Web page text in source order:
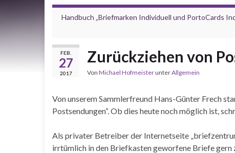
Handbuch „Briefmarken Individuell und PortoCards
FEB.
27
2017
Zurückziehen von
Von Michael HofmeisterunterAllgemein
Von unserem Sammlerfreund Hans-Günter Frech
Postsendungen“. Ob dies heute noch möglich ist,
Als privater Betreiber der Internetseite
irrtümlich in den Briefkasten geworfene Briefe